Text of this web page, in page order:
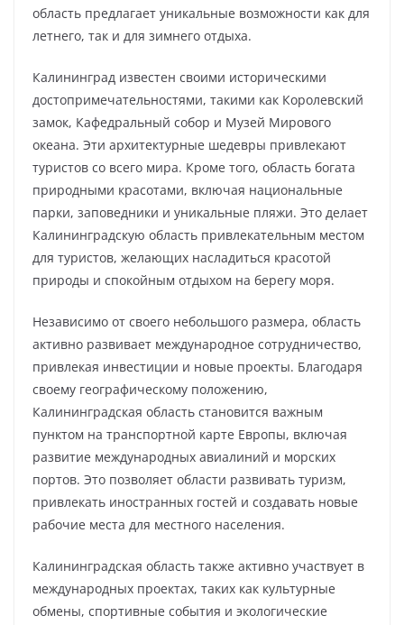
область предлагает уникальные возможности как для
летнего, так и для зимнего отдыха.
Калининград известен своими историческими
достопримечательностями, такими как Королевский
замок, Кафедральный собор и Музей Мирового
океана. Эти архитектурные шедевры привлекают
туристов со всего мира. Кроме того, область богата
природными красотами, включая национальные
парки, заповедники и уникальные пляжи. Это делает
Калининградскую область привлекательным местом
для туристов, желающих насладиться красотой
природы и спокойным отдыхом на берегу моря.
Независимо от своего небольшого размера, область
активно развивает международное сотрудничество,
привлекая инвестиции и новые проекты. Благодаря
своему географическому положению,
Калининградская область становится важным
пунктом на транспортной карте Европы, включая
развитие международных авиалиний и морских
портов. Это позволяет области развивать туризм,
привлекать иностранных гостей и создавать новые
рабочие места для местного населения.
Калининградская область также активно участвует в
международных проектах, таких как культурные
обмены, спортивные события и экологические